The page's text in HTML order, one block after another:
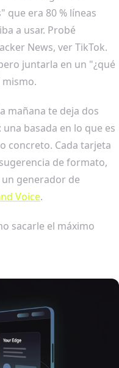
era 80 % líneas
a usar. Probé
News, ver TikTok.
juntarla en un "¿qué
mañana te deja dos
basada en lo que es
concreto. Cada tarjeta
de formato,
generador de
Voice.
sacarle el máximo